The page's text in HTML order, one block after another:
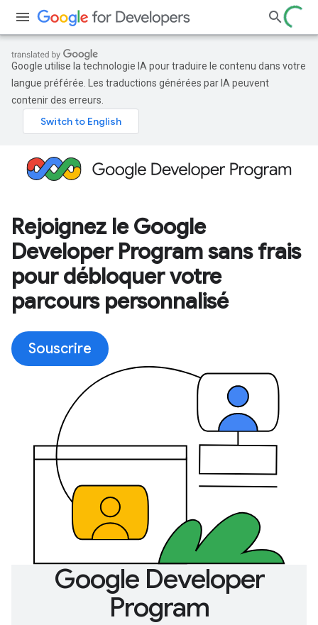
Google utilise la technologie IA pour traduire le contenu dans votre
langue préférée. Les traductions générées par IA peuvent
contenir des erreurs.
Rejoignez le Google
Developer Program sans frais
pour débloquer votre
parcours personnalisé
Souscrire
Google Developer
Program